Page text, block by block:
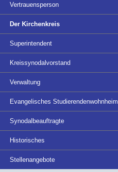
Vertrauensperson
Der Kirchenkreis
Superintendent
Kreissynodalvorstand
Verwaltung
Evangelisches Studierendenwohnheim
Synodalbeauftragte
Historisches
Stellenangebote